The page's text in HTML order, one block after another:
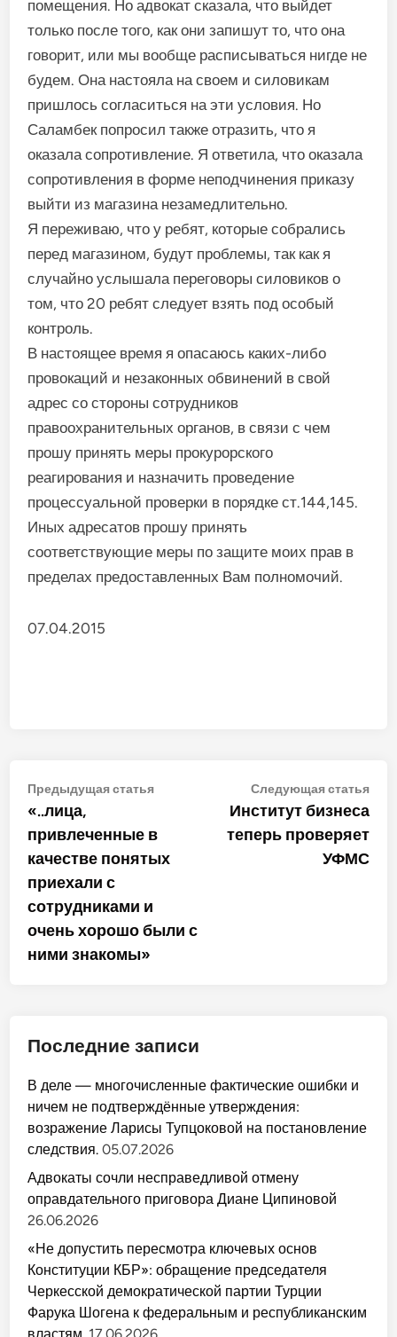
помещения. Но адвокат сказала, что выйдет
только после того, как они запишут то, что она
говорит, или мы вообще расписываться нигде не
будем. Она настояла на своем и силовикам
пришлось согласиться на эти условия. Но
Саламбек попросил также отразить, что я
оказала сопротивление. Я ответила, что оказала
сопротивления в форме неподчинения приказу
выйти из магазина незамедлительно.
Я переживаю, что у ребят, которые собрались
перед магазином, будут проблемы, так как я
случайно услышала переговоры силовиков о
том, что 20 ребят следует взять под особый
контроль.
В настоящее время я опасаюсь каких-либо
провокаций и незаконных обвинений в свой
адрес со стороны сотрудников
правоохранительных органов, в связи с чем
прошу принять меры прокурорского
реагирования и назначить проведение
процессуальной проверки в порядке ст.144,145.
Иных адресатов прошу принять
соответствующие меры по защите моих прав в
пределах предоставленных Вам полномочий.
07.04.2015
Навигация
по
записям
Предыдущая статьяПредыдущая
«..лица,
привлеченные в
качестве понятых
приехали с
сотрудниками и
очень хорошо были с
ними знакомы»
Следующая статья
Институт бизнеса
теперь проверяет
УФМС
Последние записи
В деле — многочисленные фактические ошибки и
ничем не подтверждённые утверждения:
возражение Ларисы Тупцоковой на постановление
следствия. 05.07.2026
Адвокаты сочли несправедливой отмену
оправдательного приговора Диане Ципиновой
26.06.2026
«Не допустить пересмотра ключевых основ
Конституции КБР»: обращение председателя
Черкесской демократической партии Турции
Фарука Шогена к федеральным и республиканским